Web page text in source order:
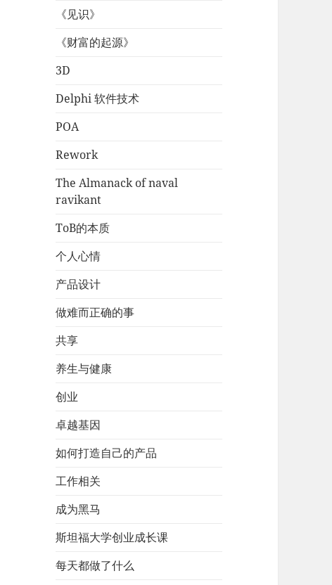
《见识》
《财富的起源》
3D
Delphi 软件技术
POA
Rework
The Almanack of naval
ravikant
ToB的本质
个人心情
产品设计
做难而正确的事
共享
养生与健康
创业
卓越基因
如何打造自己的产品
工作相关
成为黑马
斯坦福大学创业成长课
每天都做了什么